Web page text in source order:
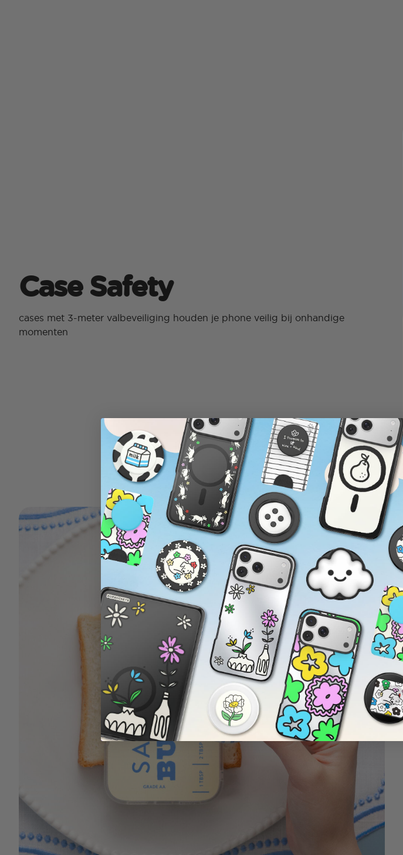
Case Safety
cases met 3-meter valbeveiliging houden je phone veilig bij onhandige
momenten